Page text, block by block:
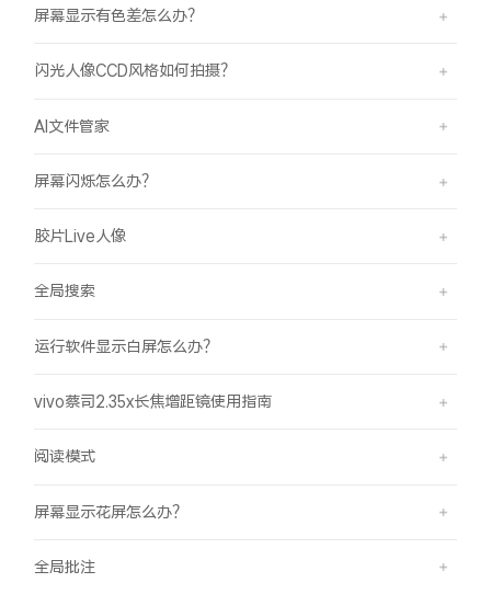
屏幕显示有色差怎么办？
闪光人像CCD风格如何拍摄？
AI文件管家
屏幕闪烁怎么办？
胶片Live人像
全局搜索
运行软件显示白屏怎么办？
vivo蔡司2.35x长焦增距镜使用指南
阅读模式
屏幕显示花屏怎么办？
全局批注